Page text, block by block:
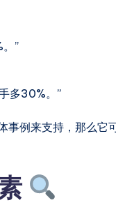
”
多30%。”
例来支持，那么它